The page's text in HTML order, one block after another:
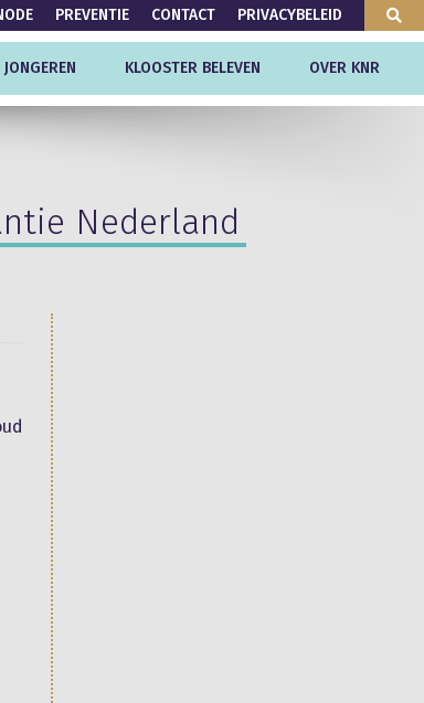
PREVENTIE CONTACT PRIVACYBELEID
JONGEREN KLOOSTER BELEVEN OVER KNR
Nederland